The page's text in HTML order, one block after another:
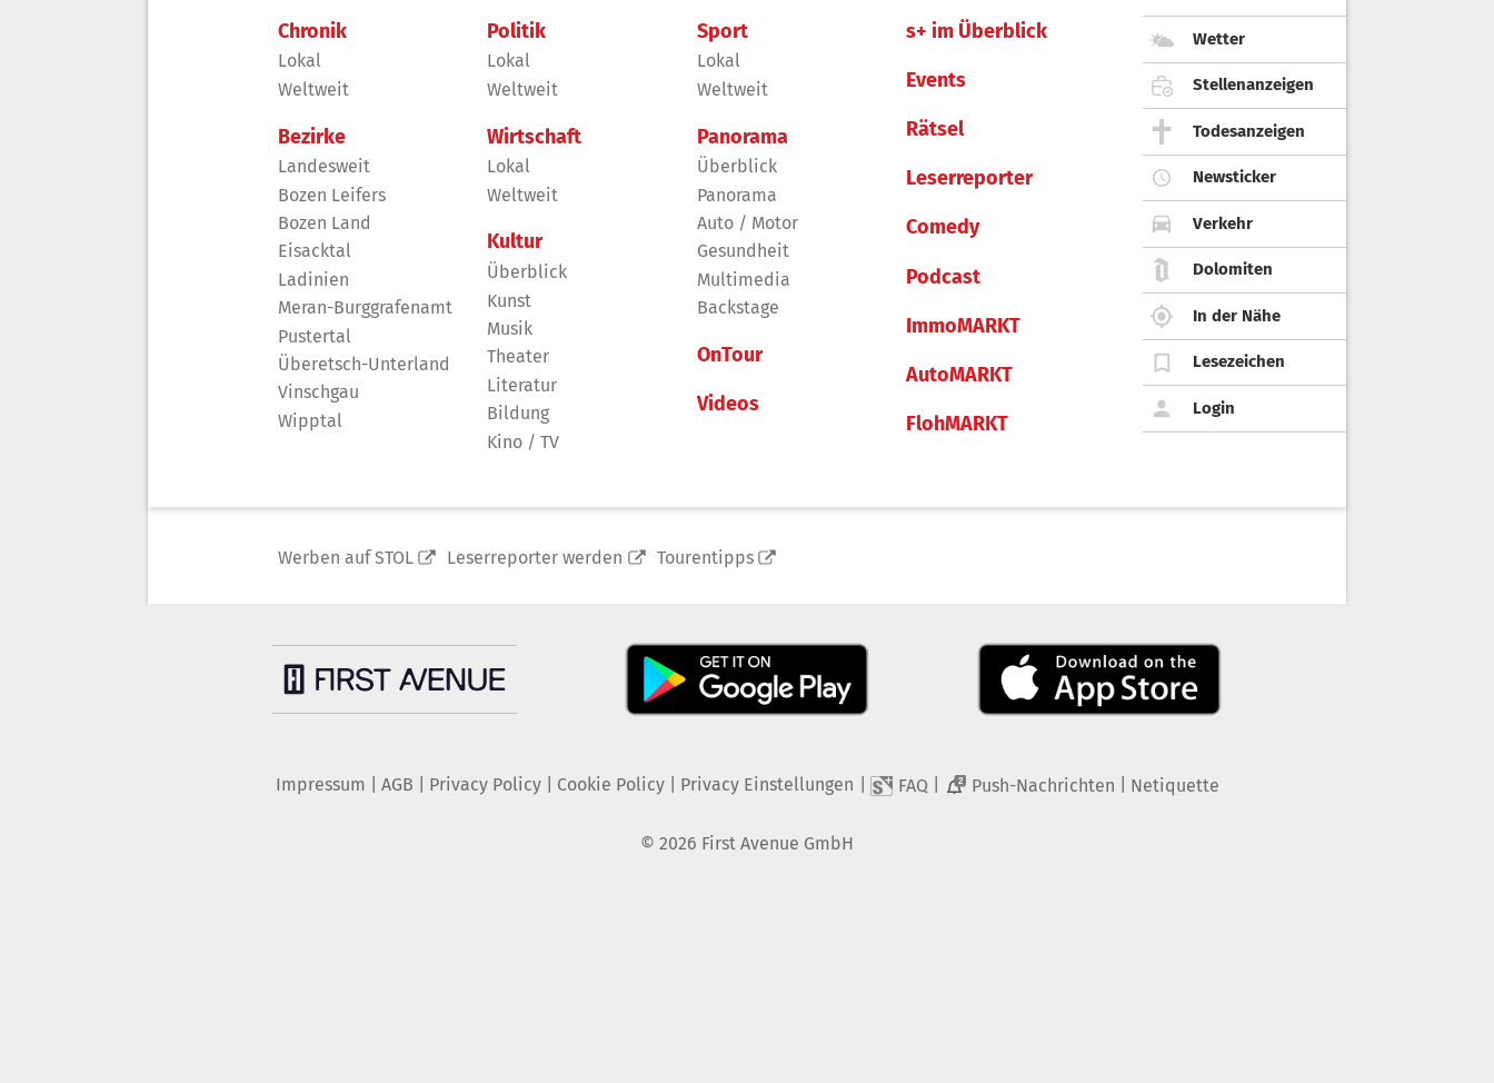
Chronik
Lokal
Weltweit
Bezirke
Landesweit
Bozen Leifers
Bozen Land
Eisacktal
Ladinien
Meran-Burggrafenamt
Pustertal
Überetsch-Unterland
Vinschgau
Wipptal
Politik
Lokal
Weltweit
Wirtschaft
Lokal
Weltweit
Kultur
Überblick
Kunst
Musik
Theater
Literatur
Bildung
Kino / TV
Sport
Lokal
Weltweit
Panorama
Überblick
Panorama
Auto / Motor
Gesundheit
Multimedia
Backstage
OnTour
Videos
s+ im Überblick
Events
Rätsel
Leserreporter
Comedy
Podcast
ImmoMARKT
AutoMARKT
FlohMARKT
Wetter
Stellenanzeigen
Todesanzeigen
Newsticker
Verkehr
Dolomiten
In der Nähe
Lesezeichen
Login
Werben auf STOL Leserreporter werden Tourentipps
Impressum AGB Privacy Policy| Cookie Policy| Privacy Einstellungen FAQ 2 Push-Nachrichten Netiquette
© 2026 First Avenue GmbH